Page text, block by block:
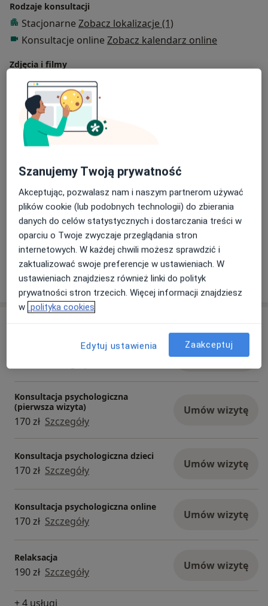
Rodzaje konsultacji
Stacjonarne Zobacz lokalizacje (1)
Konsultacje online Zobacz kalendarz online
Zdjęcia i filmy
Zobacz galerię (4)
Płatność online akceptowana
Oszczędź swój czas przed wizytą.
Pokaż więcejo doświadczeniu
Konsultacja psychologiczna
Umów wizytę
Konsultacja psychologiczna
(pierwsza wizyta)
170 zł Szczegóły
Umów wizytę
Konsultacja psychologiczna dzieci
170 zł Szczegóły Umów wizytę
Konsultacja psychologiczna online
170 zł Szczegóły Umów wizytę
Relaksacja
190 zł Szczegóły Umów wizytę
+ 4 usługi
Szanujemy Twoją prywatność
Akceptując, pozwalasz nam i naszym partnerom używać
plików cookie (lub podobnych technologii) do zbierania
danych do celów statystycznych i dostarczania treści w
oparciu o Twoje zwyczaje przeglądania stron
internetowych. W każdej chwili możesz sprawdzić i
zaktualizować swoje preferencje w ustawieniach. W
ustawieniach znajdziesz również linki do polityk
prywatności stron trzecich. Więcej informacji znajdziesz
w polityka cookies
Edytuj ustawienia Zaakceptuj